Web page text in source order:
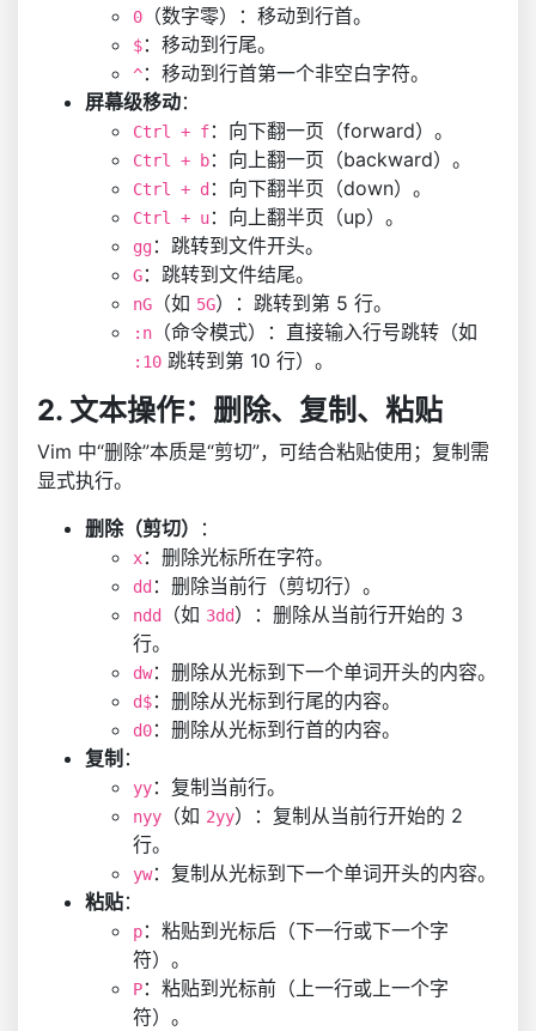
0 （数字零）：移动到行首。
$：移动到行尾。
^：移动到行首第一个非空白字符。
屏幕级移动：
Ctrl + f：向下翻一页（forward）。
Ctrl + b：向上翻一页（backward）。
Ctrl + d ：向下翻半页（down）。
Ctrl + u：向上翻半页（up）。
gg：跳转到文件开头。
G：跳转到文件结尾。
nG （如 5G）：跳转到第 5 行。
:n （命令模式）：直接输入行号跳转（如
:10 跳转到第 10 行）。
2. 文本操作：删除、复制、粘贴
Vim 中“删除”本质是“剪切”，可结合粘贴使用；复制需
显式执行。
删除（剪切）
：
x：删除光标所在字符。
dd ：删除当前行（剪切行）。
ndd （如 3dd）：删除从当前行开始的 3
行。
dw：删除从光标到下一个单词开头的内容。
d$：删除从光标到行尾的内容。
d0：删除从光标到行首的内容。
复制 ：
yy：复制当前行。
nyy （如 2yy）：复制从当前行开始的 2
行。
yw：复制从光标到下一个单词开头的内容。
粘贴：
p：粘贴到光标后（下一行或下一个字
符）。
P：粘贴到光标前（上一行或上一个字
符）。